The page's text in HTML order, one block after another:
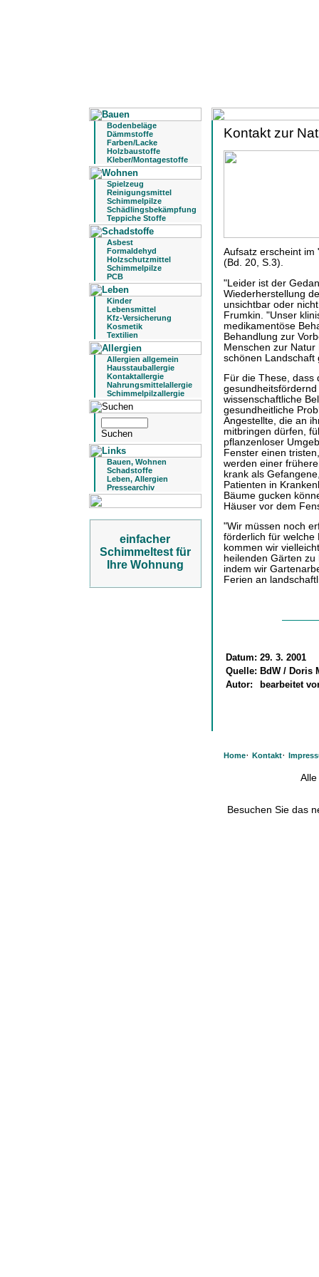
Bodenbeläge
Dämmstoffe
Farben/Lacke
Holzbaustoffe
Kleber/Montagestoffe
Spielzeug
Reinigungsmittel
Schimmelpilze
Schädlingsbekämpfung
Teppiche Stoffe
Asbest
Formaldehyd
Holzschutzmittel
Schimmelpilze
PCB
Kinder
Lebensmittel
Kfz-Versicherung
Kosmetik
Textilien
Allergien allgemein
Hausstauballergie
Kontaktallergie
Nahrungsmittelallergie
Schimmelpilzallergie
Bauen, Wohnen
Schadstoffe
Leben, Allergien
Pressearchiv
einfacher
Schimmeltest für
Ihre Wohnung
Kontakt zur
Aufsatz erscheint im
(Bd. 20, S.3).
"Leider ist der
Wiederherstellung
unsichtbar oder
Frumkin. "Unser
medikamentöse
Behandlung zur
Menschen zur
schönen Landschaft
Für die These, dass
wissenschaftliche
gesundheitliche
Angestellte, die an
mitbringen dürfen,
pflanzenloser
Fenster einen
werden einer
krank als
Patienten in
Bäume gucken
Häuser vor dem
"Wir müssen noch
förderlich für welche
kommen wir
heilenden Gärten
indem wir
Ferien an
Datum: 29. 3. 2001
Quelle: BdW / Doris
Autor:
bearbeitet
Home· Kontakt·
Besuchen Sie das